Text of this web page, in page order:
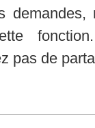
pas de